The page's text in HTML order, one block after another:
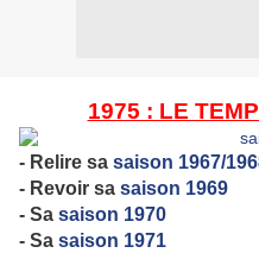
1975 : LE
- Relire sa saison 1967/
- Revoir sa saison 1969
- Sa saison 1970
- Sa saison 1971